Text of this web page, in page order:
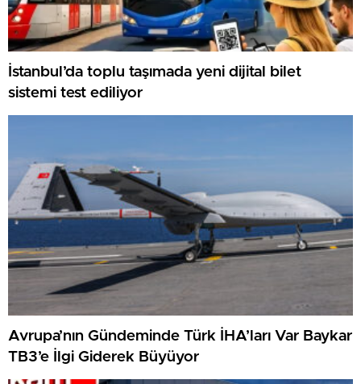
İstanbul’da toplu taşımada yeni dijital bilet
sistemi test ediliyor
Avrupa’nın Gündeminde Türk İHA’ları Var Baykar
TB3’e İlgi Giderek Büyüyor